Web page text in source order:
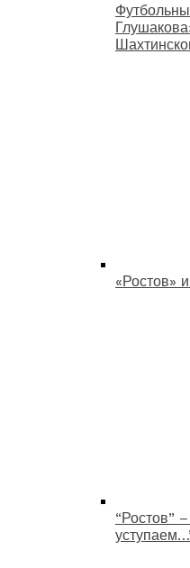
«Ростов»
“Ростов”